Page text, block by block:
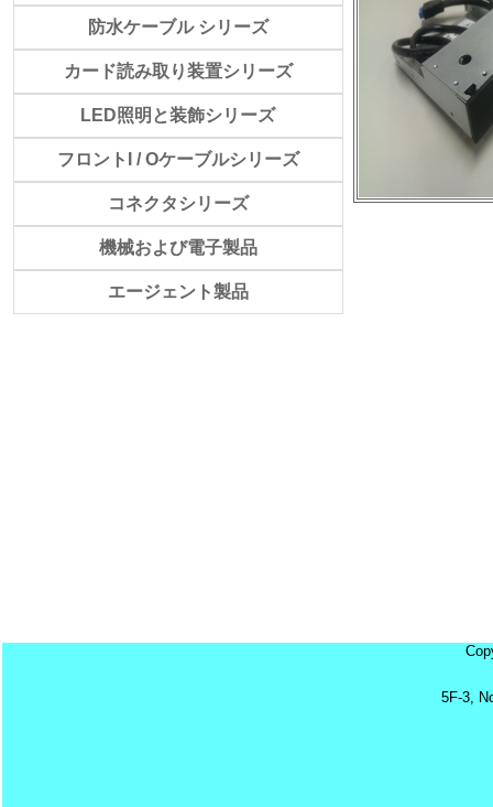
防水ケーブル シリーズ
カード読み取り装置シリーズ
LED照明と装飾シリーズ
フロントI / Oケーブルシリーズ
コネクタシリーズ
機械および電子製品
エージェント製品
5F-3,